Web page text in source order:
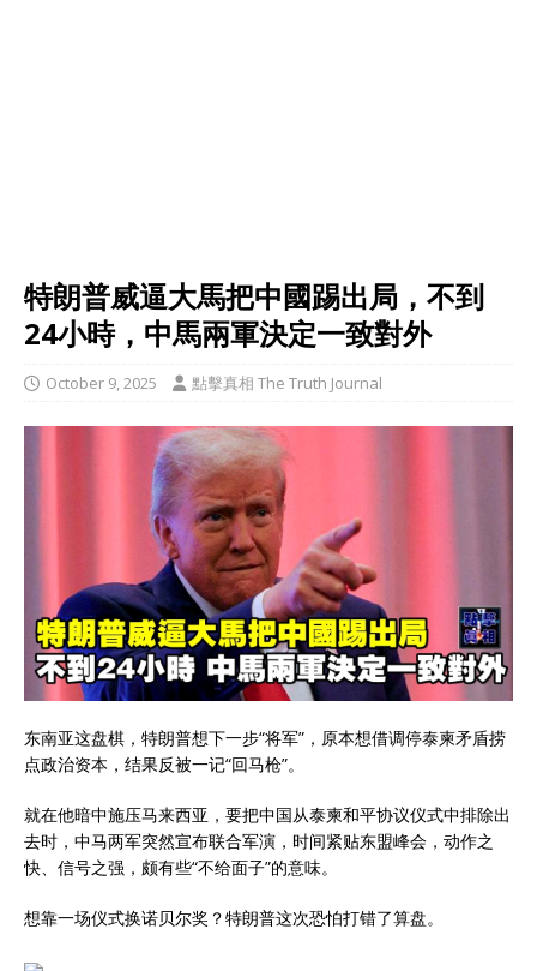
特朗普威逼大馬把中國踢出局，不到
24小時，中馬兩軍決定一致對外
October 9, 2025 點擊真相 The Truth Journal
东南亚这盘棋，特朗普想下一步“将军”，原本想借调停泰柬矛盾捞
点政治资本，结果反被一记“回马枪”。
就在他暗中施压马来西亚，要把中国从泰柬和平协议仪式中排除出
去时，中马两军突然宣布联合军演，时间紧贴东盟峰会，动作之
快、信号之强，颇有些“不给面子”的意味。
想靠一场仪式换诺贝尔奖？特朗普这次恐怕打错了算盘。